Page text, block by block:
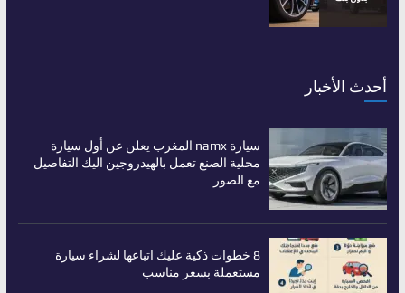
أحدث الأخبار
سيارة namx المغرب يعلن عن أول سيارة
محلية الصنع تعمل بالهيدروجين اليك التفاصيل
مع الصور
8 خطوات ذكية عليك اتباعها لشراء سيارة
مستعملة بسعر مناسب